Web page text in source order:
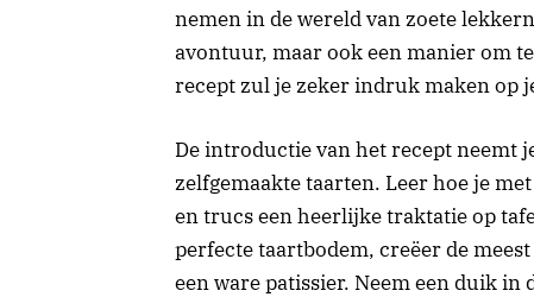
nemen in de wereld van zoete
avontuur, maar ook een manier om
recept zul je zeker indruk maken op
De introductie van het recept neemt
zelfgemaakte taarten. Leer hoe je
en trucs een heerlijke traktatie op
perfecte taartbodem, creëer de
een ware patissier. Neem een duik